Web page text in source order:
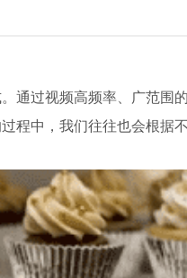
通过视频高频率、广范围
程中，我们往往也会根据